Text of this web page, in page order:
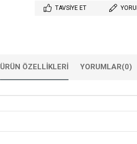
TAVSIYE ET
ÜRÜN ÖZELLIKLERI YORUMLAR(0)